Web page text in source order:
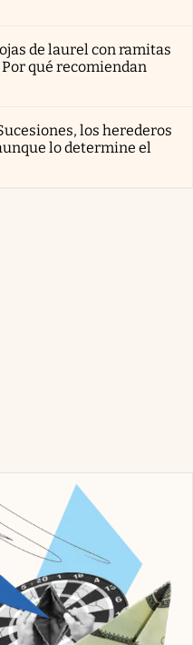
de laurel con ramitas
qué recomiendan
los herederos
lo determine el